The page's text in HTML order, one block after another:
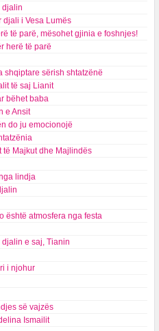
djalin
djali i Vesa Lumës
të parë, mësohet gjinia e foshnjes!
herë të parë
shqiptare sërish shtatzënë
të saj Lianit
bëhet baba
e Ansit
do ju emocionojë
të Majkut dhe Majlindës
lindja
është atmosfera nga festa
e saj, Tianin
i njohur
së vajzës
Ismailit